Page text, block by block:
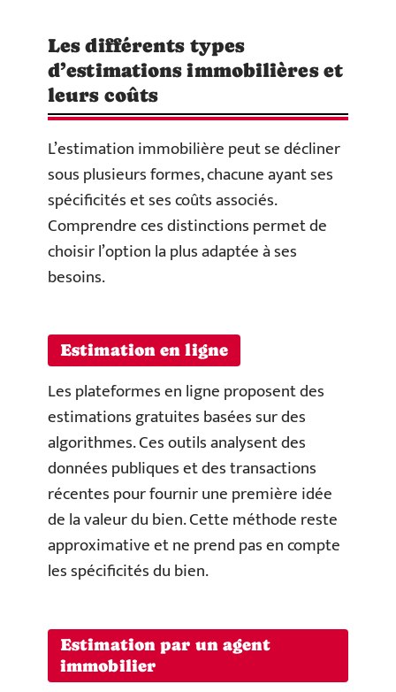
Les différents types
d’estimations immobilières et
leurs coûts
L’estimation immobilière peut se décliner
sous plusieurs formes, chacune ayant ses
spécificités et ses coûts associés.
Comprendre ces distinctions permet de
choisir l’option la plus adaptée à ses
besoins.
Estimation en ligne
Les plateformes en ligne proposent des
estimations gratuites basées sur des
algorithmes. Ces outils analysent des
données publiques et des transactions
récentes pour fournir une première idée
de la valeur du bien. Cette méthode reste
approximative et ne prend pas en compte
les spécificités du bien.
Estimation par un agent
immobilier